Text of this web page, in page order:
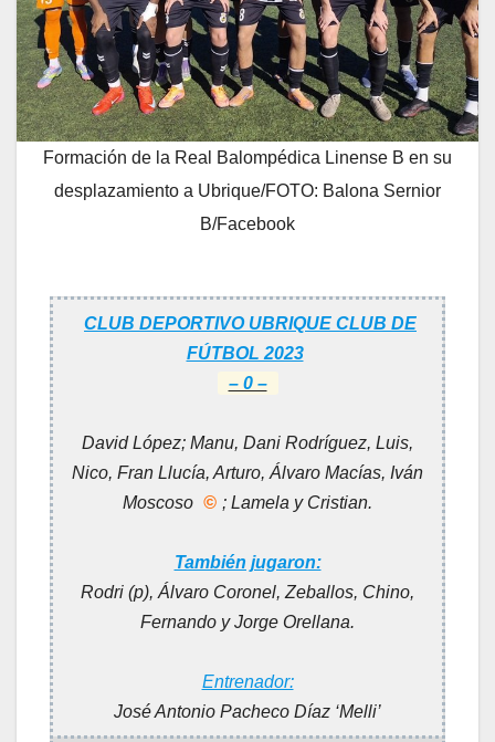
Formación de la Real Balompédica Linense B en su
desplazamiento a Ubrique/FOTO: Balona Sernior
B/Facebook
CLUB DEPORTIVO UBRIQUE CLUB DE
FÚTBOL 2023
– 0 –
David López; Manu, Dani Rodríguez, Luis,
Nico, Fran Llucía, Arturo, Álvaro Macías, Iván
Moscoso © ; Lamela y Cristian.
También jugaron:
Rodri (p), Álvaro Coronel, Zeballos, Chino,
Fernando y Jorge Orellana.
Entrenador:
José Antonio Pacheco Díaz ‘Melli’